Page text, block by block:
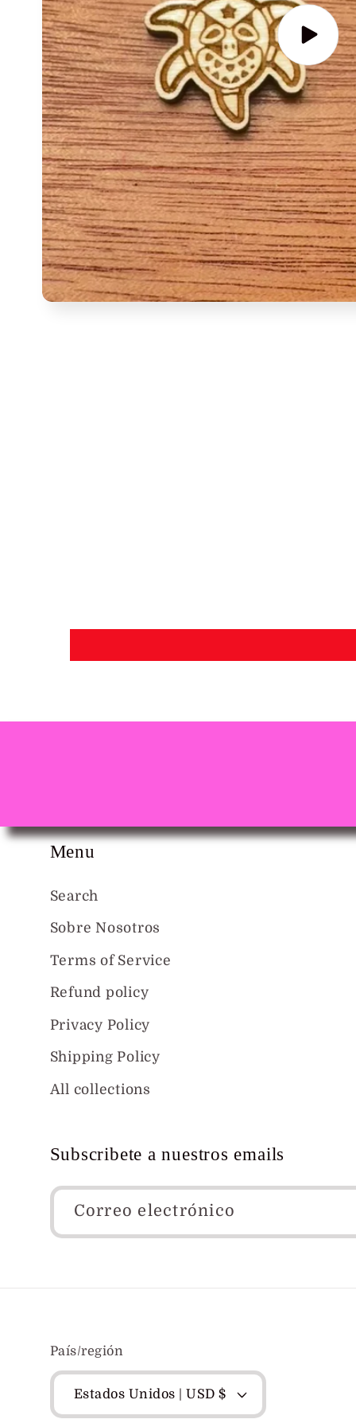
Reproducir
video
Menu
Search
Sobre Nosotros
Terms of Service
Refund policy
Privacy Policy
Shipping Policy
All collections
Subscribete a nuestros emails
Correo electrónico
País/región
Estados Unidos | USD $